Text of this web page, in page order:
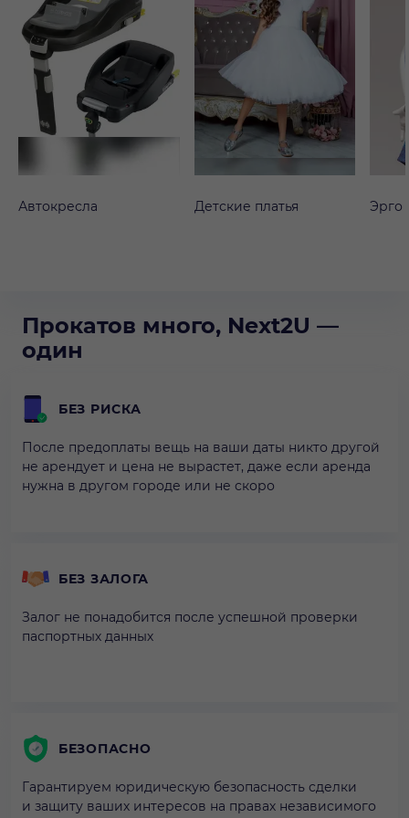
Автокресла Детские платья Эрго
Прокатов много, Next2U —
один
БЕЗ РИСКА
После предоплаты вещь на ваши даты никто другой
не арендует и цена не вырастет, даже если аренда
нужна в другом городе или не скоро
БЕЗ ЗАЛОГА
Залог не понадобится после успешной проверки
паспортных данных
БЕЗОПАСНО
Гарантируем юридическую безопасность сделки
и защиту ваших интересов на правах независимого